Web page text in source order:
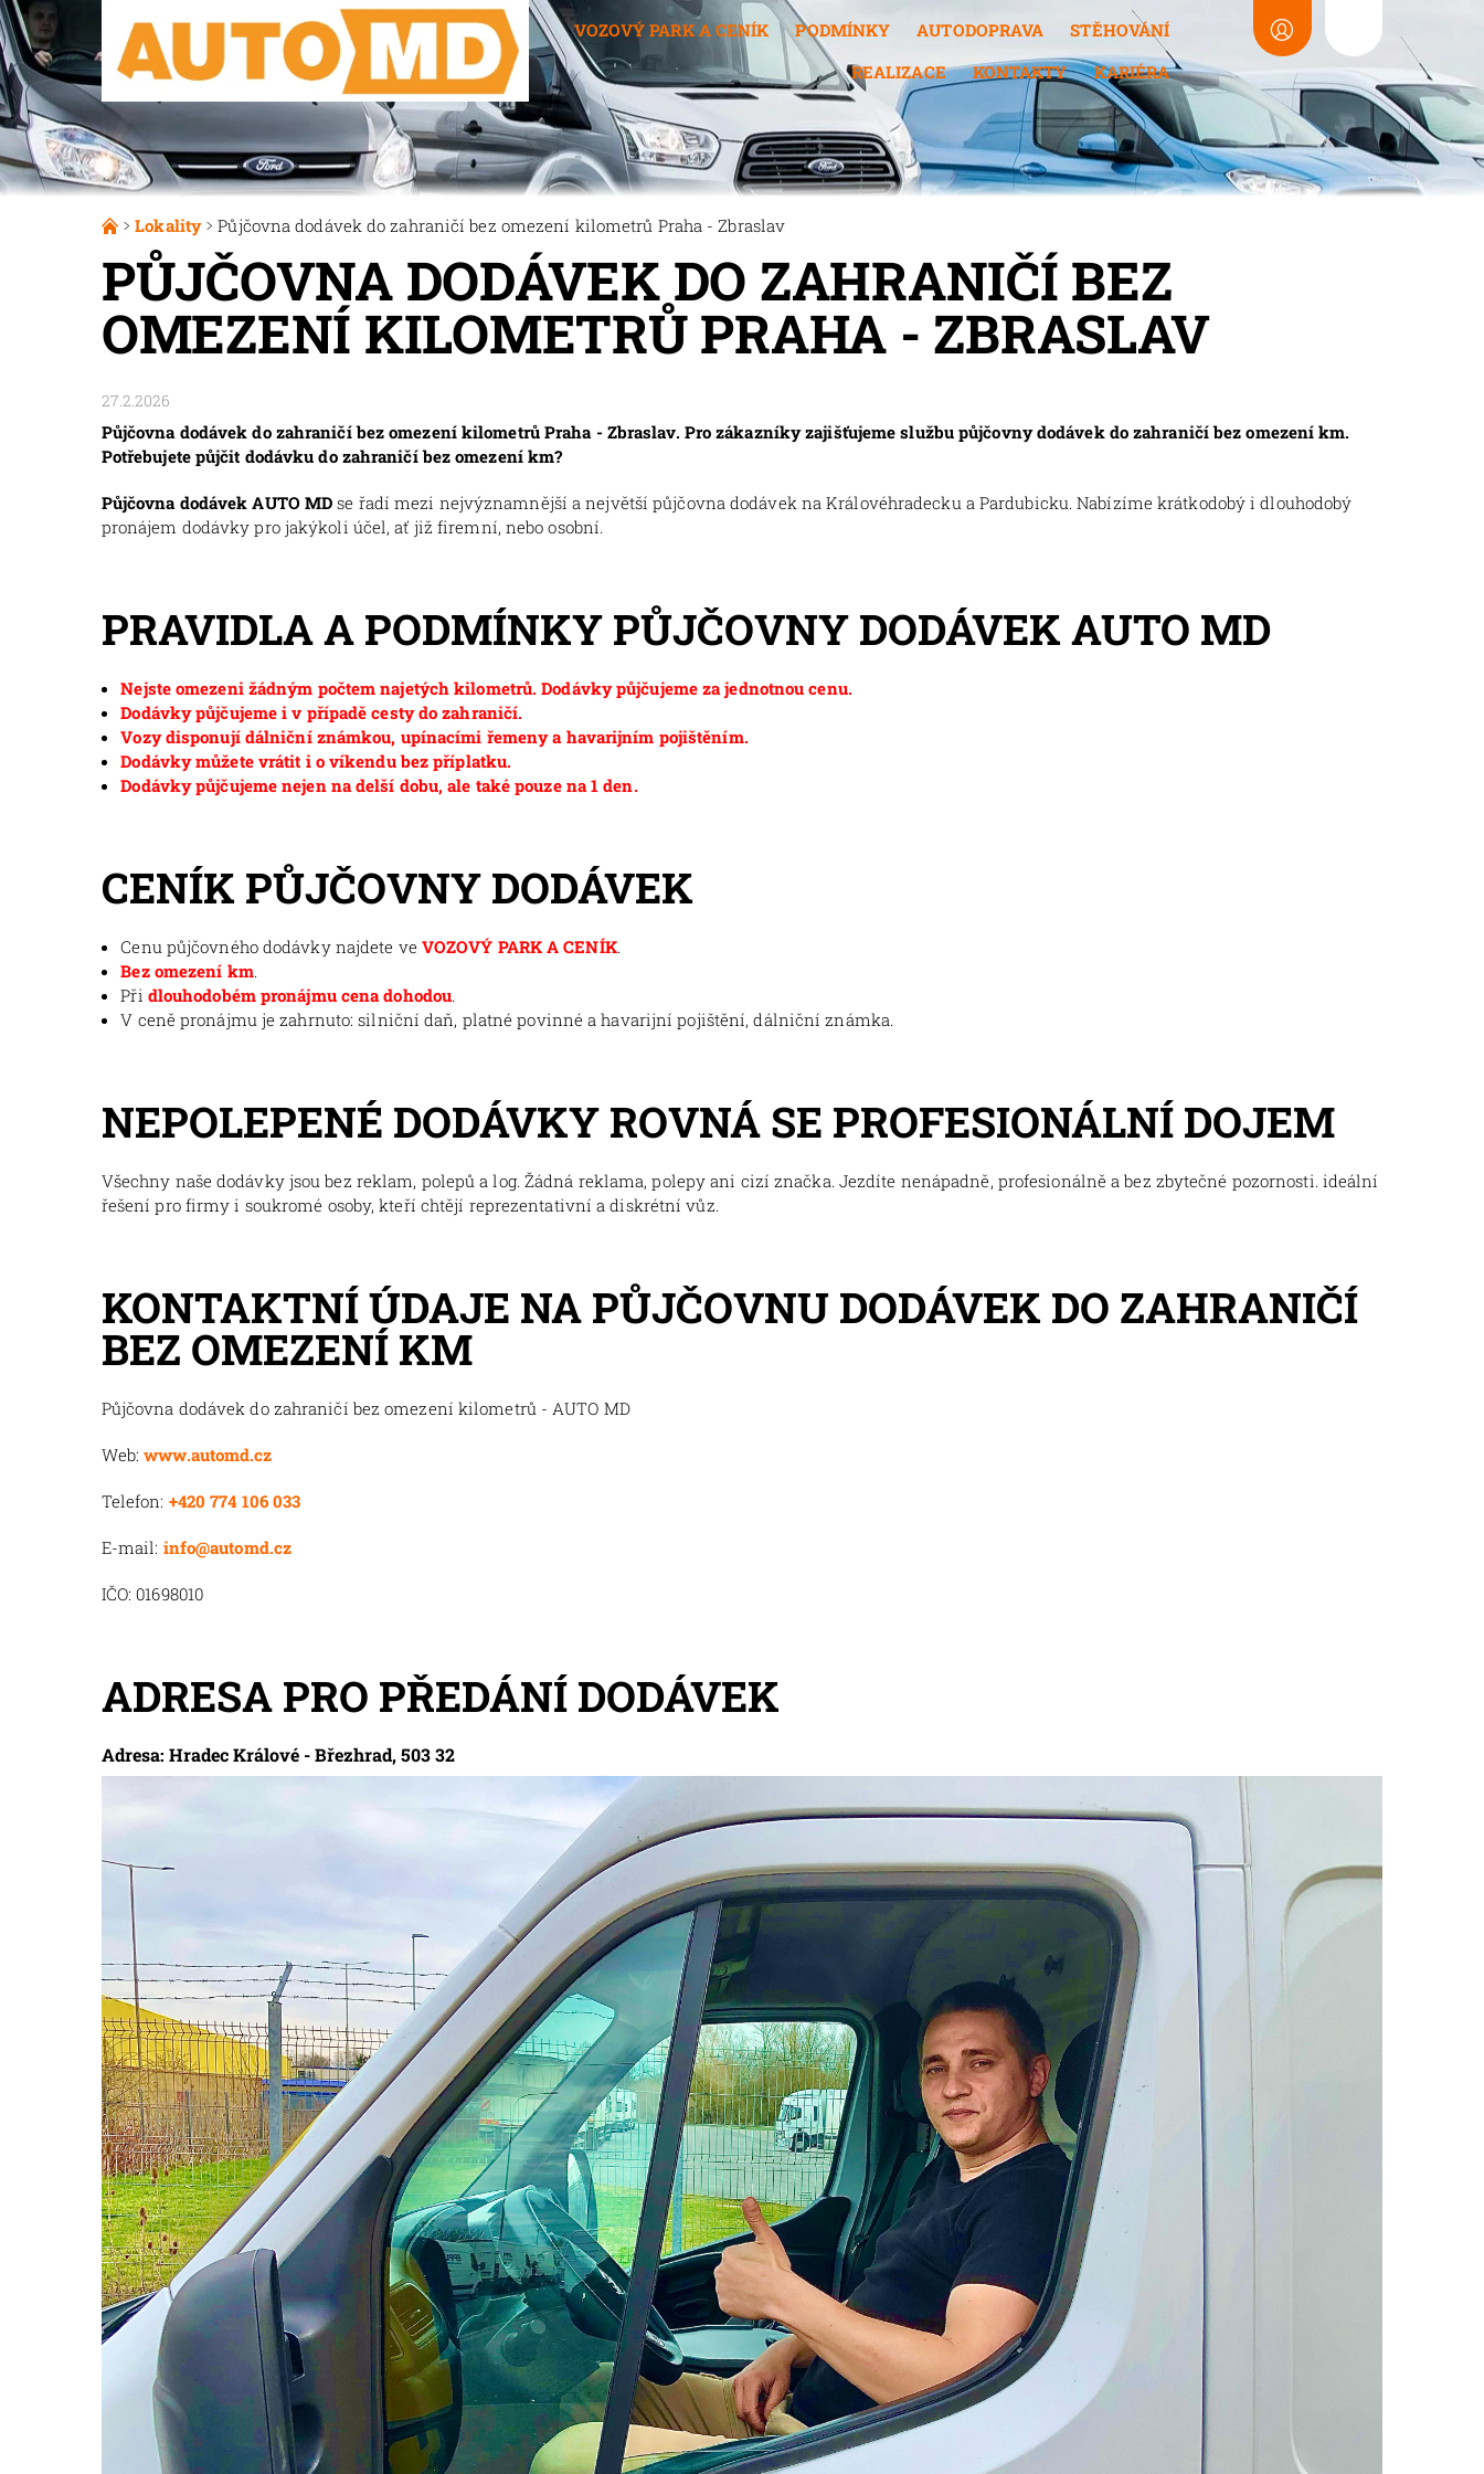
VOZOVÝ PARK A CENÍK PODMÍNKY AUTODOPRAVA
STĚHOVÁNÍ
REALIZACE
KONTAKTY KARIÉRA
Lokality Půjčovna dodávek do zahraničí bez omezení kilometrů Praha - Zbraslav
PŮJČOVNA DODÁVEK DO ZAHRANIČÍ BEZ
OMEZENÍ KILOMETRŮ PRAHA - ZBRASLAV
27.2.2026
Půjčovna dodávek do zahraničí bez omezení kilometrů Praha - Zbraslav. Pro zákazníky zajišťujeme službu půjčovny dodávek do zahraničí bez omezení km.
Potřebujete půjčit dodávku do zahraničí bez omezení km?
Půjčovna dodávek AUTO MDse řadí mezi nejvýznamnější a největší půjčovna dodávek na Královéhradecku a Pardubicku. Nabízíme krátkodobý i dlouhodobý
pronájem dodávky pro jakýkoli účel, ať již firemní, nebo osobní.
PRAVIDLA A PODMÍNKY PŮJČOVNY DODÁVEK AUTO MD
Nejste omezeni žádným počtem najetých kilometrů. Dodávky půjčujeme za jednotnou cenu.
Dodávky půjčujeme i v případě cesty do zahraničí.
Vozy disponují dálniční známkou, upínacími řemeny a havarijním pojištěním.
Dodávky můžete vrátit i o víkendu bez příplatku.
Dodávky půjčujeme nejen na delší dobu, ale také pouze na 1 den.
CENÍK PŮJČOVNY DODÁVEK
Cenu půjčovného dodávky najdete ve VOZOVÝ PARK A CENÍK.
Bez omezení km.
Při dlouhodobém pronájmu cena dohodou.
V ceně pronájmu je zahrnuto: silniční daň, platné povinné a havarijní pojištění, dálniční známka.
NEPOLEPENÉ DODÁVKY ROVNÁ SE PROFESIONÁLNÍ DOJEM
Všechny naše dodávky jsou bez reklam, polepů a log. Žádná reklama, polepy ani cizí značka. Jezdíte nenápadně, profesionálně a bez zbytečné pozornosti. ideální
řešení pro firmy i soukromé osoby, kteří chtějí reprezentativní a diskrétní vůz.
KONTAKTNÍ ÚDAJE NA PŮJČOVNU DODÁVEK DO ZAHRANIČÍ
BEZ OMEZENÍ KM
Půjčovna dodávek do zahraničí bez omezení kilometrů - AUTO MD
Web:www.automd.cz
Telefon: +420 774 106 033
E-mail: info@automd.cz
IČO: 01698010
ADRESA PRO PŘEDÁNÍ DODÁVEK
Adresa: Hradec Králové - Březhrad, 503 32